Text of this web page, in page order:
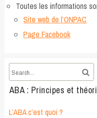
Toutes les informations
Site web de l’ONPAC
Page Facebook
ABA : Principes et
L’ABA c’est quoi ?